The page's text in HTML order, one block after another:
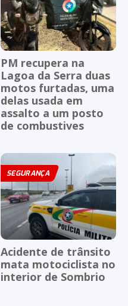
PM recupera na
Lagoa da Serra duas
motos furtadas, uma
delas usada em
assalto a um posto
de combustives
SEGURANÇA
Acidente de trânsito
mata motociclista no
interior de Sombrio